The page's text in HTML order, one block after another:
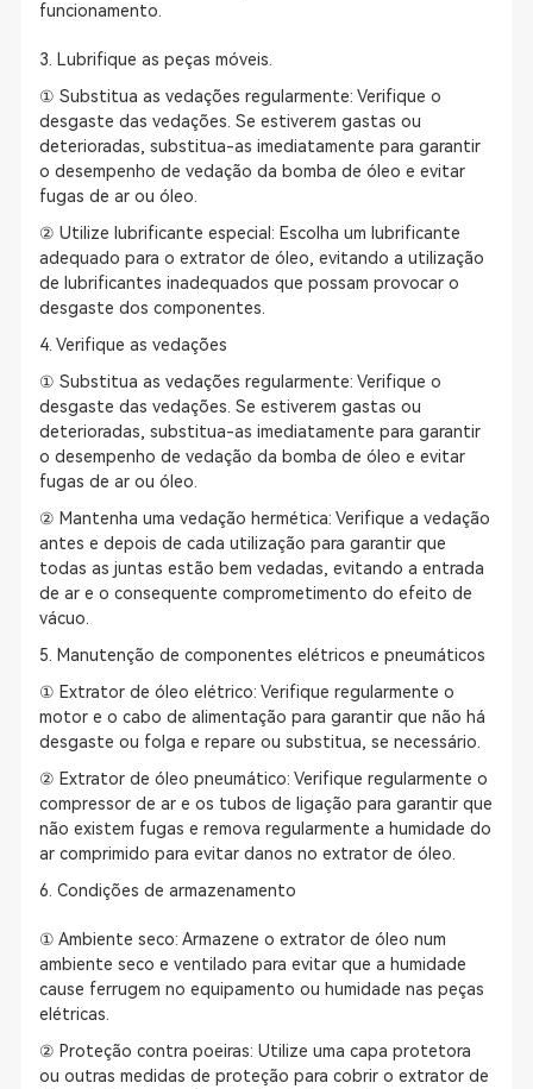
funcionamento.
3. Lubrifique as peças móveis.
① Substitua as vedações regularmente: Verifique o
desgaste das vedações. Se estiverem gastas ou
deterioradas, substitua-as imediatamente para garantir
o desempenho de vedação da bomba de óleo e evitar
fugas de ar ou óleo.
② Utilize lubrificante especial: Escolha um lubrificante
adequado para o extrator de óleo, evitando a utilização
de lubrificantes inadequados que possam provocar o
desgaste dos componentes.
4. Verifique as vedações
① Substitua as vedações regularmente: Verifique o
desgaste das vedações. Se estiverem gastas ou
deterioradas, substitua-as imediatamente para garantir
o desempenho de vedação da bomba de óleo e evitar
fugas de ar ou óleo.
② Mantenha uma vedação hermética: Verifique a vedação
antes e depois de cada utilização para garantir que
todas as juntas estão bem vedadas, evitando a entrada
de ar e o consequente comprometimento do efeito de
vácuo.
5. Manutenção de componentes elétricos e pneumáticos
① Extrator de óleo elétrico: Verifique regularmente o
motor e o cabo de alimentação para garantir que não há
desgaste ou folga e repare ou substitua, se necessário.
② Extrator de óleo pneumático: Verifique regularmente o
compressor de ar e os tubos de ligação para garantir que
não existem fugas e remova regularmente a humidade do
ar comprimido para evitar danos no extrator de óleo.
6. Condições de armazenamento
① Ambiente seco: Armazene o extrator de óleo num
ambiente seco e ventilado para evitar que a humidade
cause ferrugem no equipamento ou humidade nas peças
elétricas.
② Proteção contra poeiras: Utilize uma capa protetora
ou outras medidas de proteção para cobrir o extrator de